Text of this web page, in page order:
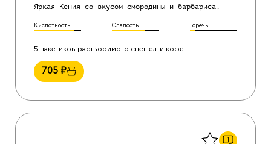
Яркая Кения со вкусом смородины и барбариса.
Кислотность Сладость Горечь
5 пакетиков растворимого спешелти кофе
705 ₽
1